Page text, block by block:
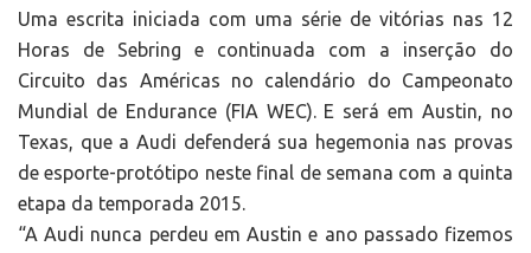
Uma escrita iniciada com uma série de vitórias nas 12
Horas de Sebring e continuada com a inserção do
Circuito das Américas no calendário do Campeonato
Mundial de Endurance (FIA WEC). E será em Austin, no
Texas, que a Audi defenderá sua hegemonia nas provas
de esporte-protótipo neste final de semana com a quinta
etapa da temporada 2015.
“A Audi nunca perdeu em Austin e ano passado fizemos